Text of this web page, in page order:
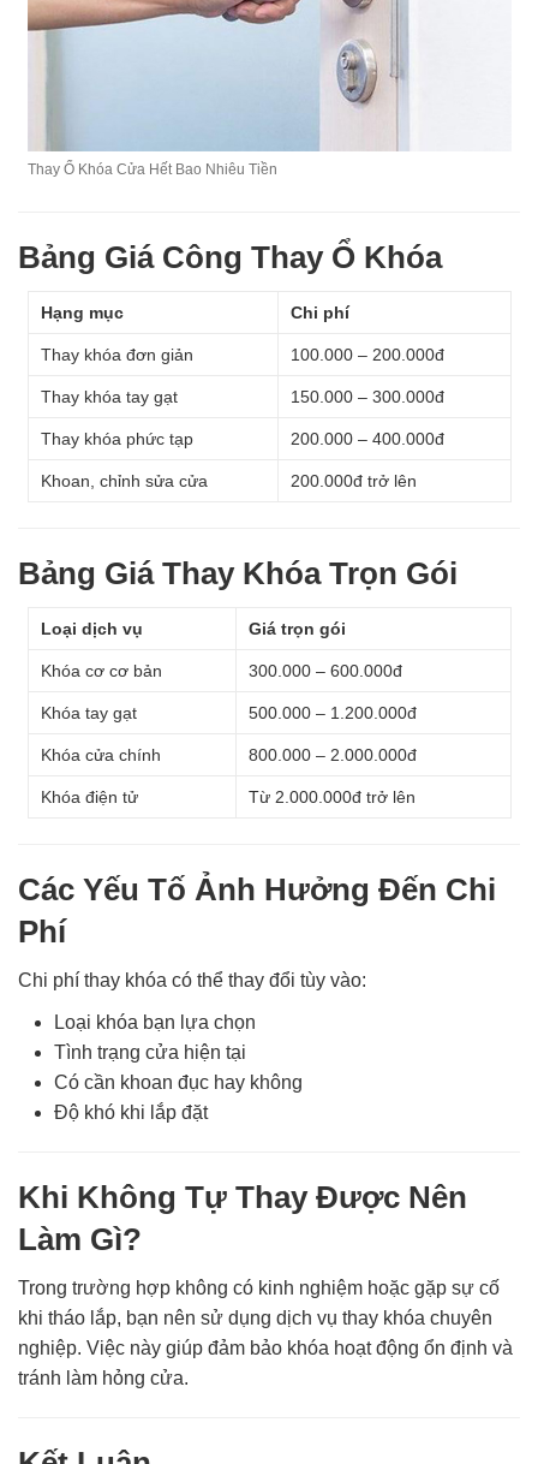
Thay Ổ Khóa Cửa Hết Bao Nhiêu Tiền
Bảng Giá Công Thay Ổ Khóa
Hạng mục Chi phí
Thay khóa đơn giản 100.000 – 200.000đ
Thay khóa tay gạt 150.000 – 300.000đ
Thay khóa phức tạp 200.000 – 400.000đ
Khoan, chỉnh sửa cửa 200.000đ trở lên
Bảng Giá Thay Khóa Trọn Gói
Loại dịch vụ Giá trọn gói
Khóa cơ cơ bản 300.000 – 600.000đ
Khóa tay gạt 500.000 – 1.200.000đ
Khóa cửa chính 800.000 – 2.000.000đ
Khóa điện tử Từ 2.000.000đ trở lên
Các Yếu Tố Ảnh Hưởng Đến Chi
Phí
Chi phí thay khóa có thể thay đổi tùy vào:
Loại khóa bạn lựa chọn
Tình trạng cửa hiện tại
Có cần khoan đục hay không
Độ khó khi lắp đặt
Khi Không Tự Thay Được Nên
Làm Gì?
Trong trường hợp không có kinh nghiệm hoặc gặp sự cố
khi tháo lắp, bạn nên sử dụng dịch vụ thay khóa chuyên
nghiệp. Việc này giúp đảm bảo khóa hoạt động ổn định và
tránh làm hỏng cửa.